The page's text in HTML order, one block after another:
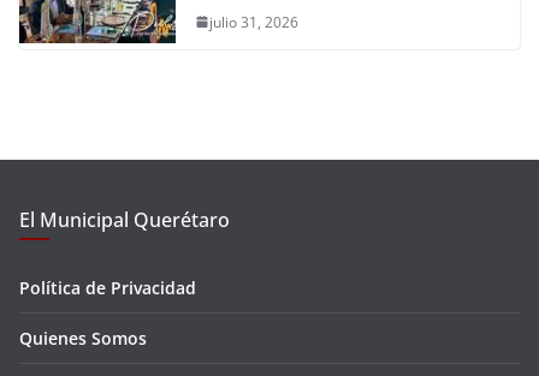
julio 31, 2026
El Municipal Querétaro
Política de Privacidad
Quienes Somos